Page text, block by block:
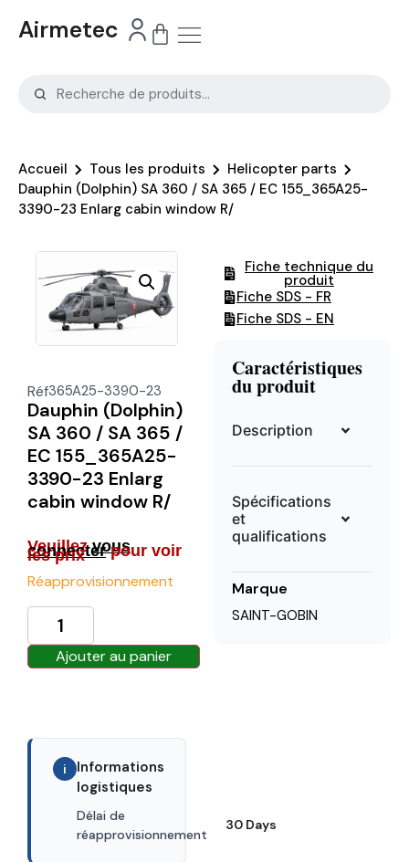
Airmetec
Accueil Tous les produits
Helicopter parts
Dauphin (Dolphin) SA 360 / SA 365 / EC 155_365A25-
3390-23 Enlarg cabin window R/
Réf365A25-3390-23
Dauphin (Dolphin)
SA 360 / SA 365 /
EC 155_365A25-
3390-23 Enlarg
cabin window R/
Veuillezvous
connecterpour voir
les prix
Réapprovisionnement
Ajouter au panier
i
Informations
logistiques
Délai de
réapprovisionnement
30 Days
Fiche technique du
produit
Fiche SDS - FR
Fiche SDS - EN
Caractéristiques
du produit
Description
Spécifications
et
qualifications
Marque
SAINT-GOBIN